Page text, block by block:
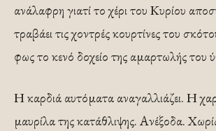
ανάλαφρη γιατί το χέρι του Κυρίου
τραβάει τις χοντρές κουρτίνες του
φως το κενό δοχείο της αμαρτωλής του
Η καρδιά αυτόματα αναγαλλιάζει. Η
μαυρίλα της κατάθλιψης. Ανέξοδα.